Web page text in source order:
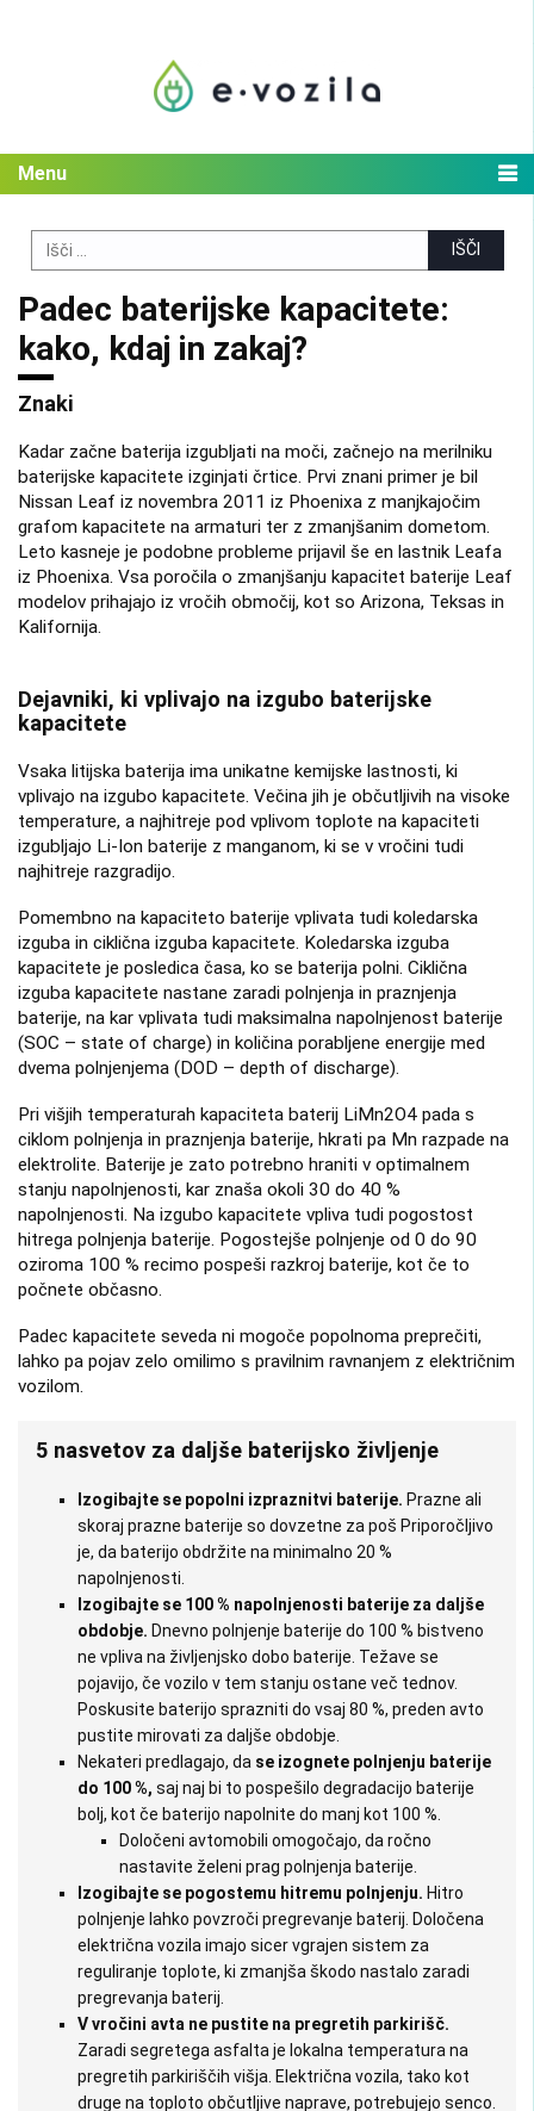
Menu
Search
for:
Padec baterijske kapacitete:
kako, kdaj in zakaj?
Znaki
Kadar začne baterija izgubljati na moči, začnejo na merilniku
baterijske kapacitete izginjati črtice. Prvi znani primer je bil
Nissan Leaf iz novembra 2011 iz Phoenixa z manjkajočim
grafom kapacitete na armaturi ter z zmanjšanim dometom.
Leto kasneje je podobne probleme prijavil še en lastnik Leafa
iz Phoenixa. Vsa poročila o zmanjšanju kapacitet baterije Leaf
modelov prihajajo iz vročih območij, kot so Arizona, Teksas in
Kalifornija.
Dejavniki, ki vplivajo na izgubo baterijske
kapacitete
Vsaka litijska baterija ima unikatne kemijske lastnosti, ki
vplivajo na izgubo kapacitete. Večina jih je občutljivih na visoke
temperature, a najhitreje pod vplivom toplote na kapaciteti
izgubljajo Li-Ion baterije z manganom, ki se v vročini tudi
najhitreje razgradijo.
Pomembno na kapaciteto baterije vplivata tudi koledarska
izguba in ciklična izguba kapacitete. Koledarska izguba
kapacitete je posledica časa, ko se baterija polni. Ciklična
izguba kapacitete nastane zaradi polnjenja in praznjenja
baterije, na kar vplivata tudi maksimalna napolnjenost baterije
(SOC – state of charge) in količina porabljene energije med
dvema polnjenjema (DOD – depth of discharge).
Pri višjih temperaturah kapaciteta baterij LiMn2O4 pada s
ciklom polnjenja in praznjenja baterije, hkrati pa Mn razpade na
elektrolite. Baterije je zato potrebno hraniti v optimalnem
stanju napolnjenosti, kar znaša okoli 30 do 40 %
napolnjenosti. Na izgubo kapacitete vpliva tudi pogostost
hitrega polnjenja baterije. Pogostejše polnjenje od 0 do 90
oziroma 100 % recimo pospeši razkroj baterije, kot če to
počnete občasno.
Padec kapacitete seveda ni mogoče popolnoma preprečiti,
lahko pa pojav zelo omilimo s pravilnim ravnanjem z električnim
vozilom.
5 nasvetov za daljše baterijsko življenje
Izogibajte se popolni izpraznitvi baterije. Prazne ali
skoraj prazne baterije so dovzetne za poš Priporočljivo
je, da baterijo obdržite na minimalno 20 %
napolnjenosti.
Izogibajte se 100 % napolnjenosti baterije za daljše
obdobje. Dnevno polnjenje baterije do 100 % bistveno
ne vpliva na življenjsko dobo baterije. Težave se
pojavijo, če vozilo v tem stanju ostane več tednov.
Poskusite baterijo sprazniti do vsaj 80 %, preden avto
pustite mirovati za daljše obdobje.
Nekateri predlagajo, da se izognete polnjenju baterije
do 100 %, saj naj bi to pospešilo degradacijo baterije
bolj, kot če baterijo napolnite do manj kot 100 %.
Določeni avtomobili omogočajo, da ročno
nastavite želeni prag polnjenja baterije.
Izogibajte se pogostemu hitremu polnjenju. Hitro
polnjenje lahko povzroči pregrevanje baterij. Določena
električna vozila imajo sicer vgrajen sistem za
reguliranje toplote, ki zmanjša škodo nastalo zaradi
pregrevanja baterij.
V vročini avta ne pustite na pregretih parkirišč.
Zaradi segretega asfalta je lokalna temperatura na
pregretih parkiriščih višja. Električna vozila, tako kot
druge na toploto občutljive naprave, potrebujejo senco.